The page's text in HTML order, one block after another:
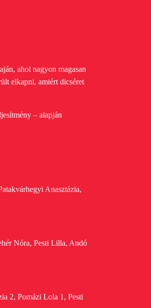
ahol nagyon magasan
elkapni, amiért dicséret
– alapján
Anasztázia,
Nóra, Pesti Lilla, Andó
2, Pomázi Lola 1, Pesti